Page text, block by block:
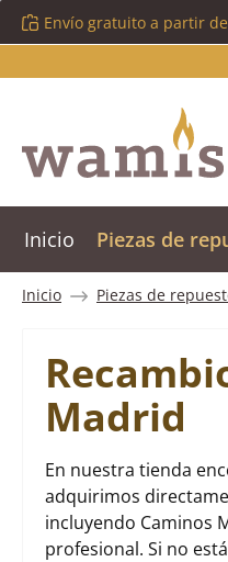
al contenido principal
Saltar a la búsqueda
Saltar a la navegación
Envío gratuito a partir
Inicio Piezas de
Inicio Piezas de
Madrid
En nuestra tienda
adquirimos
incluyendo Caminos
profesional. Si no